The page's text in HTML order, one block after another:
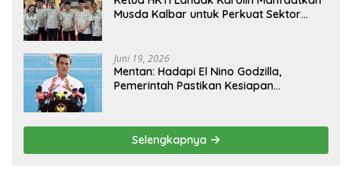
Musda Kalbar untuk Perkuat Sektor
Juni 19, 2026
Mentan: Hadapi El Nino Godzilla,
Pemerintah Pastikan Kesiapan
Selengkapnya